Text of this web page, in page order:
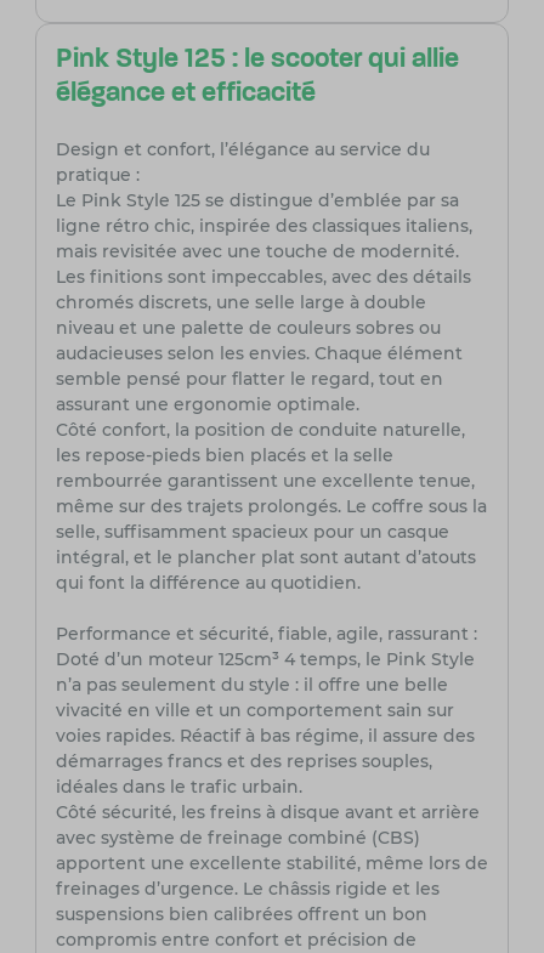
Pink Style 125 : le scooter qui allie
élégance et efficacité
Design et confort, l’élégance au service du
pratique :
Le Pink Style 125 se distingue d’emblée par sa
ligne rétro chic, inspirée des classiques italiens,
mais revisitée avec une touche de modernité.
Les finitions sont impeccables, avec des détails
chromés discrets, une selle large à double
niveau et une palette de couleurs sobres ou
audacieuses selon les envies. Chaque élément
semble pensé pour flatter le regard, tout en
assurant une ergonomie optimale.
Côté confort, la position de conduite naturelle,
les repose-pieds bien placés et la selle
rembourrée garantissent une excellente tenue,
même sur des trajets prolongés. Le coffre sous la
selle, suffisamment spacieux pour un casque
intégral, et le plancher plat sont autant d’atouts
qui font la différence au quotidien.
Performance et sécurité, fiable, agile, rassurant :
Doté d’un moteur 125cm³ 4 temps, le Pink Style
n’a pas seulement du style : il offre une belle
vivacité en ville et un comportement sain sur
voies rapides. Réactif à bas régime, il assure des
démarrages francs et des reprises souples,
idéales dans le trafic urbain.
Côté sécurité, les freins à disque avant et arrière
avec système de freinage combiné (CBS)
apportent une excellente stabilité, même lors de
freinages d’urgence. Le châssis rigide et les
suspensions bien calibrées offrent un bon
compromis entre confort et précision de